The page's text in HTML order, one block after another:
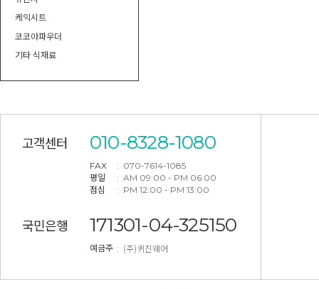
케익시트
코코아파우더
기타 식재료
고객센터 010-8328-1080
FAX
: 070-7614-1085
평일
: AM 09:00 - PM 06:00
점심
: PM 12:00 - PM 13:00
국민은행 171301-04-325150
예금주 : (주)퀴진웨어